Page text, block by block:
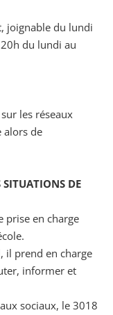
joignable du lundi
du lundi au
les réseaux
alors de
DE
prise en charge
il prend en charge
informer et
sociaux, le 3018